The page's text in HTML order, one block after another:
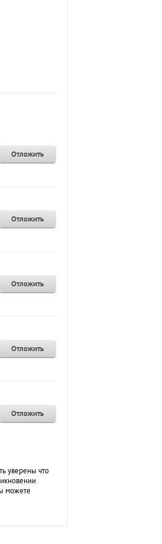
Отложить
Отложить
Отложить
Отложить
Отложить
уверены что
можете